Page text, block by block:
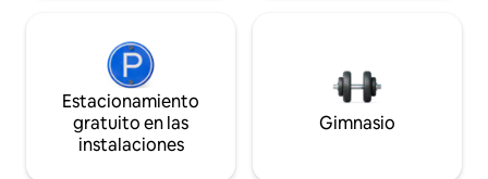
Estacionamiento
gratuito en las
instalaciones
Gimnasio